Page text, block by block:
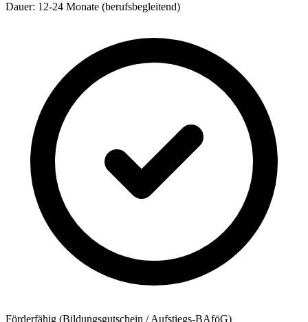
Dauer: 12-24 Monate (berufsbegleitend)
Förderfähig (Bildungsgutschein / Aufstiegs-BAföG)